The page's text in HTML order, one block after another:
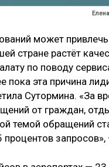
может
стране растёт
по поводу
пока эта причина
Сутормина. «За
от граждан,
темой обращений
запросов»,